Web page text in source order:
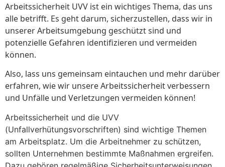
Arbeitssicherheit UVV ist ein wichtiges Thema, das uns
alle betrifft. Es geht darum, sicherzustellen, dass wir in
unserer Arbeitsumgebung geschützt sind und
potenzielle Gefahren identifizieren und vermeiden
können.
Also, lass uns gemeinsam eintauchen und mehr darüber
erfahren, wie wir unsere Arbeitssicherheit verbessern
und Unfälle und Verletzungen vermeiden können!
Arbeitssicherheit und die UVV
(Unfallverhütungsvorschriften) sind wichtige Themen
am Arbeitsplatz. Um die Arbeitnehmer zu schützen,
sollten Unternehmen bestimmte Maßnahmen ergreifen.